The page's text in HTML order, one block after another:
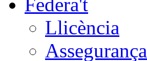
Federa't
Llicència
Assegurança